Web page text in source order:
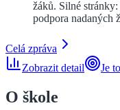
žáků. Silné
podpora nadaných
Celá zpráva
Zobrazit detail
Je
O škole